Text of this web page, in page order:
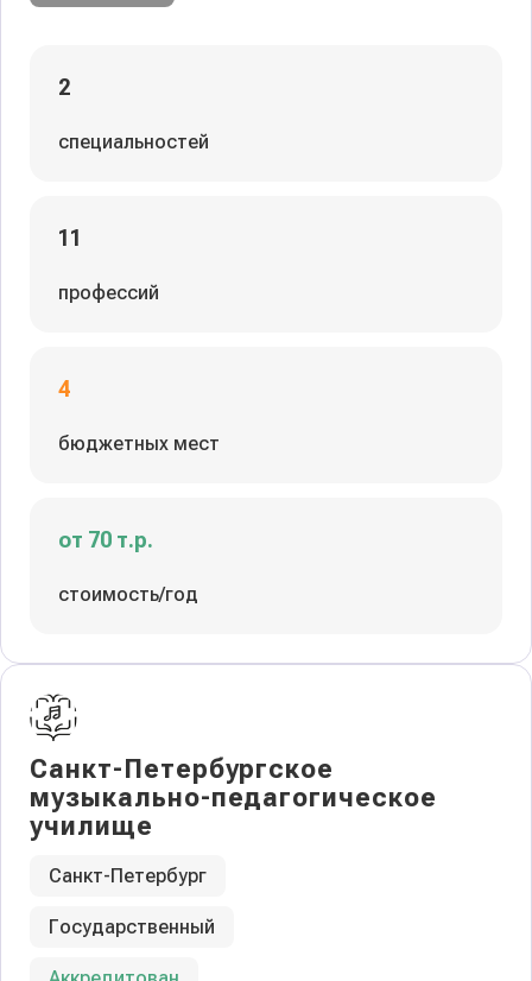
2
специальностей
11
профессий
4
бюджетных мест
от 70 т.р.
стоимость/год
Санкт-Петербургское
музыкально-педагогическое
училище
Санкт-Петербург
Государственный